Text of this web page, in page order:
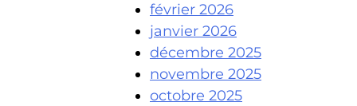
février 2026
janvier 2026
décembre 2025
novembre 2025
octobre 2025